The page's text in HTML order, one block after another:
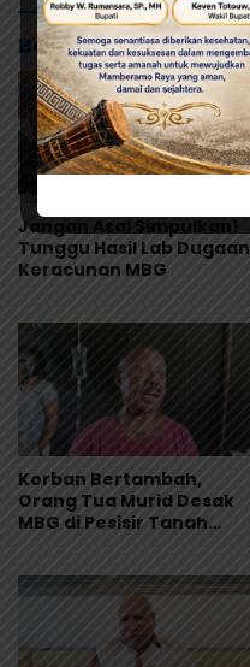
Baca Juga
Jangan Asal Simpulkan!
Tunggu Hasil Lab Dugaan
Keracunan MBG
Korban Bertambah,
Orang Tua Murid Desak
MBG di Pesisir Tanah